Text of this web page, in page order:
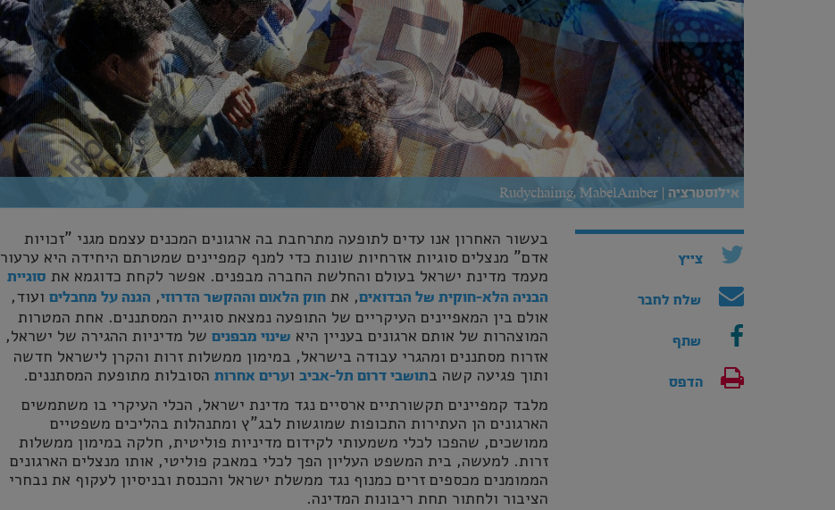
אילוסטרציה | Rudychaimg, MabelAmber
צייץ
שלח לחבר
שתף
הדפס
בעשור האחרון אנו עדים לתופעה מתרחבת בה ארגונים המכנים עצמם מגני "זכויות
אדם" מנצלים סוגיות אזרחיות שונות כדי למנף קמפיינים שמטרתם היחידה היא ערעור
מעמד מדינת ישראל בעולם והחלשת החברה מבפנים. אפשר לקחת כדוגמא את סוגיית
הבניה הלא-חוקית של הבדואים, אתחוק הלאום וההקשר הדרוזי, הגנה על מחבלים ועוד,
אולם בין המאפיינים העיקריים של התופעה נמצאת סוגיית המסתננים. אחת המטרות
המוצהרות של אותם ארגונים בעניין היא שינוי מבפנים של מדיניות ההגירה של ישראל,
אזרוח מסתננים ומהגרי עבודה בישראל, במימון ממשלות זרות והקרן לישראל חדשה
ותוך פגיעה קשה בתושבי דרום תל-אביב וערים אחרות הסובלות מתופעת המסתננים.
מלבד קמפיינים תקשורתיים ארסיים נגד מדינת ישראל, הכלי העיקרי בו משתמשים
הארגונים הן העתירות התכופות שמוגשות לבג"ץ ומתנהלות בהליכים משפטיים
ממושכים, שהפכו לכלי משמעותי לקידום מדיניות פוליטית, חלקה במימון ממשלות
זרות. למעשה, בית המשפט העליון הפך לכלי במאבק פוליטי, אותו מנצלים הארגונים
הממומנים מכספים זרים כמנוף נגד ממשלת ישראל והכנסת ובניסיון לעקוף את נבחרי
הציבור ולחתור תחת ריבונות המדינה.